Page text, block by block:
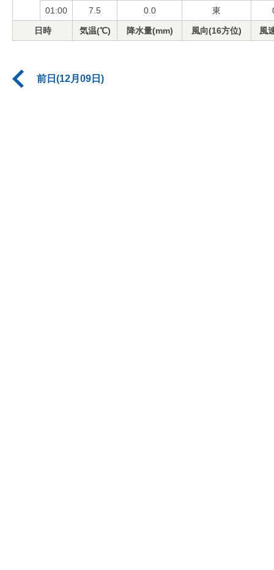
01:00 7.5 0.0 東
日時 気温(℃) 降水量(mm) 風向(16方位) 風
前日(12月09日)